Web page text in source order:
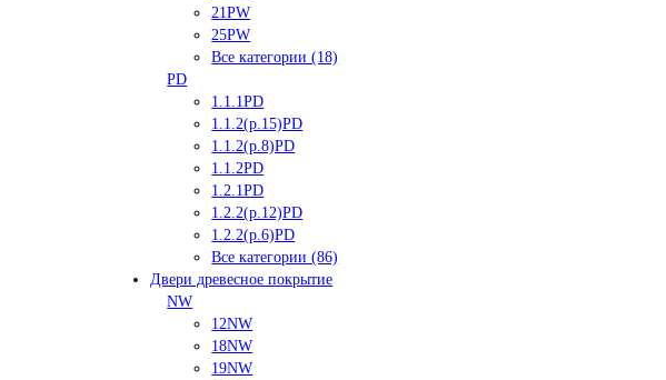
21PW
25PW
Все категории (18)
PD
1.1.1PD
1.1.2(р.15)PD
1.1.2(р.8)PD
1.1.2PD
1.2.1PD
1.2.2(р.12)PD
1.2.2(р.6)PD
Все категории (86)
Двери древесное покрытие
NW
12NW
18NW
19NW